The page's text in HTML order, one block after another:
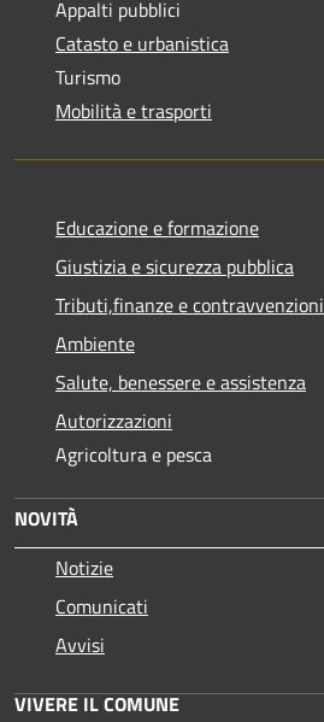
Appalti pubblici
Catasto e urbanistica
Turismo
Mobilità e trasporti
Educazione e formazione
Giustizia e sicurezza pubblica
Tributi,finanze e contravvenzioni
Ambiente
Salute, benessere e assistenza
Autorizzazioni
Agricoltura e pesca
NOVITÀ
Notizie
Comunicati
Avvisi
VIVERE IL COMUNE